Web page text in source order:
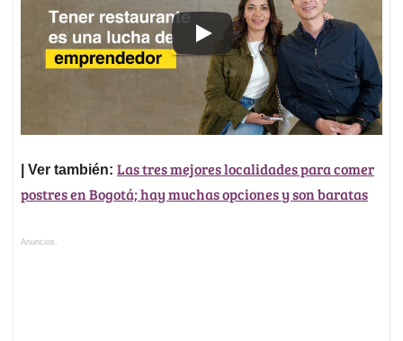
| Ver también: Las tres mejores localidades para comer
postres en Bogotá; hay muchas opciones y son baratas
Anuncios.